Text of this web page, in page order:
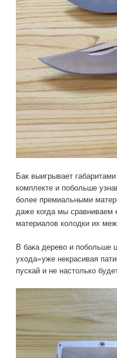
Бак выигрывает
комплекте и побольше
более премиальными
даже когда мы сравниваем
материалов колодки их
В бака дерево и побольше
ухода=уже некрасивая
пускай и не настолько